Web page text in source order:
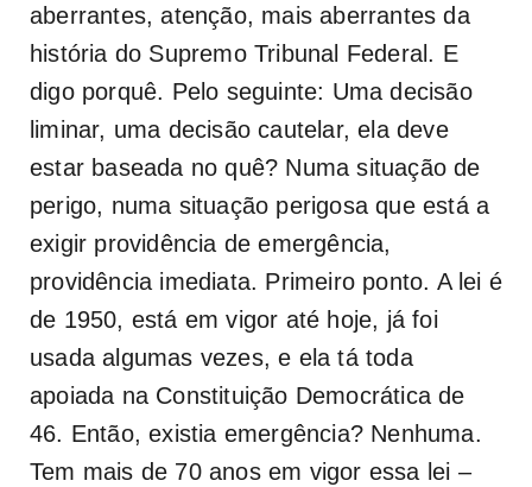
aberrantes, atenção, mais aberrantes da
história do Supremo Tribunal Federal. E
digo porquê. Pelo seguinte: Uma decisão
liminar, uma decisão cautelar, ela deve
estar baseada no quê? Numa situação de
perigo, numa situação perigosa que está a
exigir providência de emergência,
providência imediata. Primeiro ponto. A lei é
de 1950, está em vigor até hoje, já foi
usada algumas vezes, e ela tá toda
apoiada na Constituição Democrática de
46. Então, existia emergência? Nenhuma.
Tem mais de 70 anos em vigor essa lei –